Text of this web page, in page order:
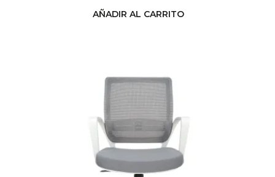
AÑADIR AL CARRITO